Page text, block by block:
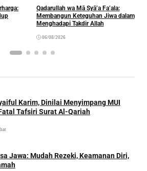
Qadarullah wa Mā Syā’a Fa’ala:
Membangun Keteguhan Jiwa dalam
Menghadapi Takdir Allah
06/08/2026
Karim, Dinilai Menyimpang MUI
Tafsiri Surat Al-Qariah
Jawa: Mudah Rezeki, Keamanan Diri,